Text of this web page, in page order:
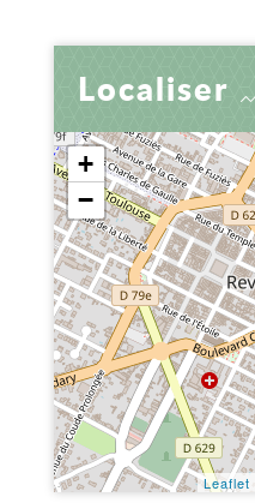
Localiser
+
−
Leaflet